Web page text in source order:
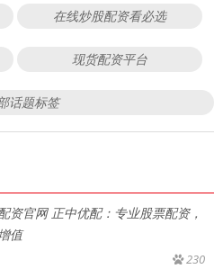
在线炒股配资看必选
现货配资平台
话题标签
资官网 正中优配：专业股票配资，
值
230